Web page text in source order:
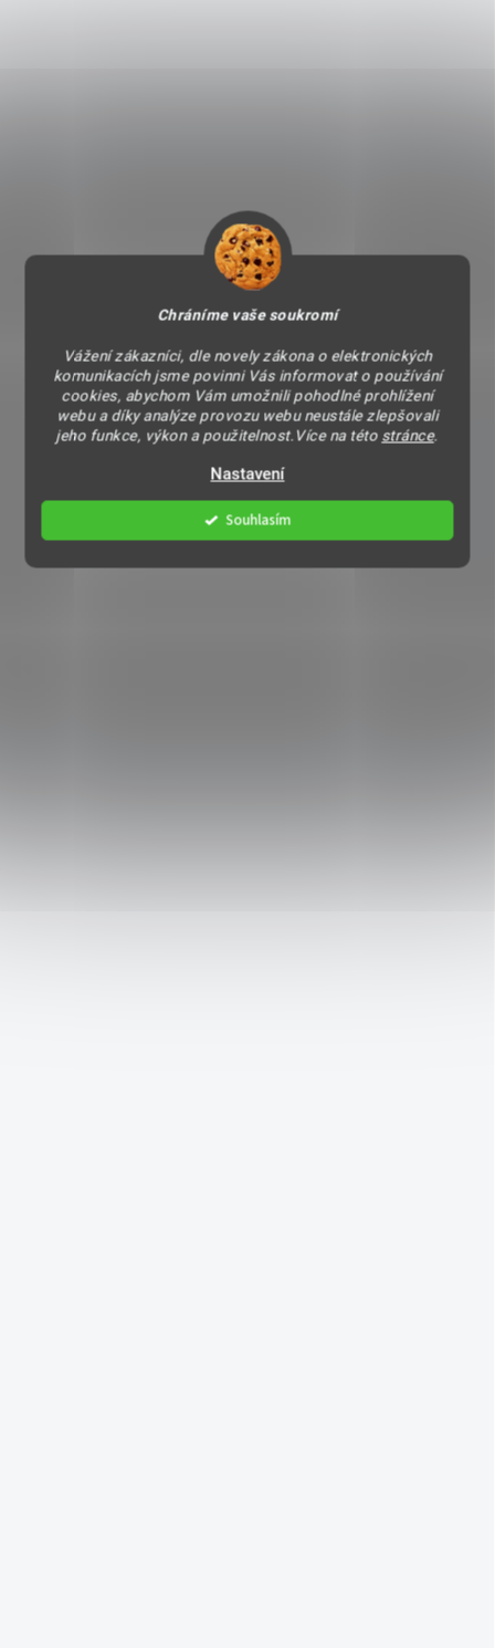
Chráníme vaše soukromí
Vážení zákazníci, dle novely zákona o elektronických
komunikacích jsme povinni Vás informovat o používání
cookies, abychom Vám umožnili pohodlné prohlížení
webu a díky analýze provozu webu neustále zlepšovali
jeho funkce, výkon a použitelnost.Více na této stránce.
Nastavení
Souhlasím